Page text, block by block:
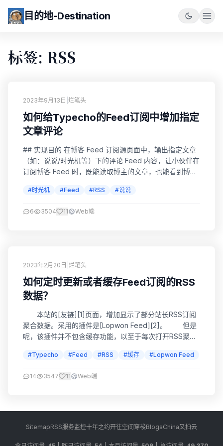
目的地-Destination
标签: RSS
2023年9月13日 烂笔头
如何给Typecho的Feed订阅中增加指定
文章评论
## 实现目的 在博客 Feed 订阅源页面中，输出指定文章
（如：说说/时光机等）下的评论 Feed 内容，让小伙伴在
订阅博客 Feed 时，既能读取博主的文章，也能看到博主
Lopwon，相关文章：给博客 Feed 添加指定文章评论
结，转载还请署名。 工作原理 Typecho 有博客 Fee...
#时光机 #Feed #RSS #说说
6 3504 11 Web端
2023年2月20日 烂笔头
如何定时更新或者缓存Feed订阅的RSS
数据？
本站的[友链][1]页面，增加显示了部分站长RSS订阅
聚合数据。采用的插件是[Lopwon Feed][2]。 但是
呢，该插件并不包含缓存功能，以至于每次打开RSS聚合
自己站点添加了大量Feed订阅源后，页面加载会变得异常
引度娘了一番，查询如何定时的缓存订阅数据，以减少加
#Typecho #Feed #RSS #缓存 #Lopwon Feed
14 3547 11 Web端
SitemapRSS服务监控十年之约开往空间穿梭BlogsChina又拍云